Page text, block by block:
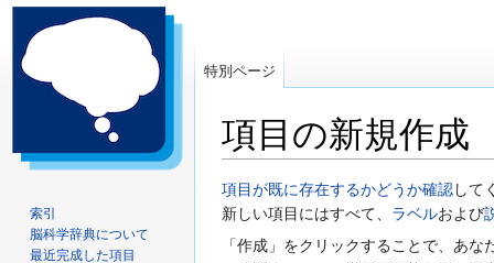
項目の新規作成
ナ
ビ
ゲ
検
索
に
項目が既に存在するかどうか確認して
新しい項目にはすべて、 ラベルおよび
「作成」をクリックすることで、あな
特別ページ
索引
脳科学辞典について
最近完成した項目